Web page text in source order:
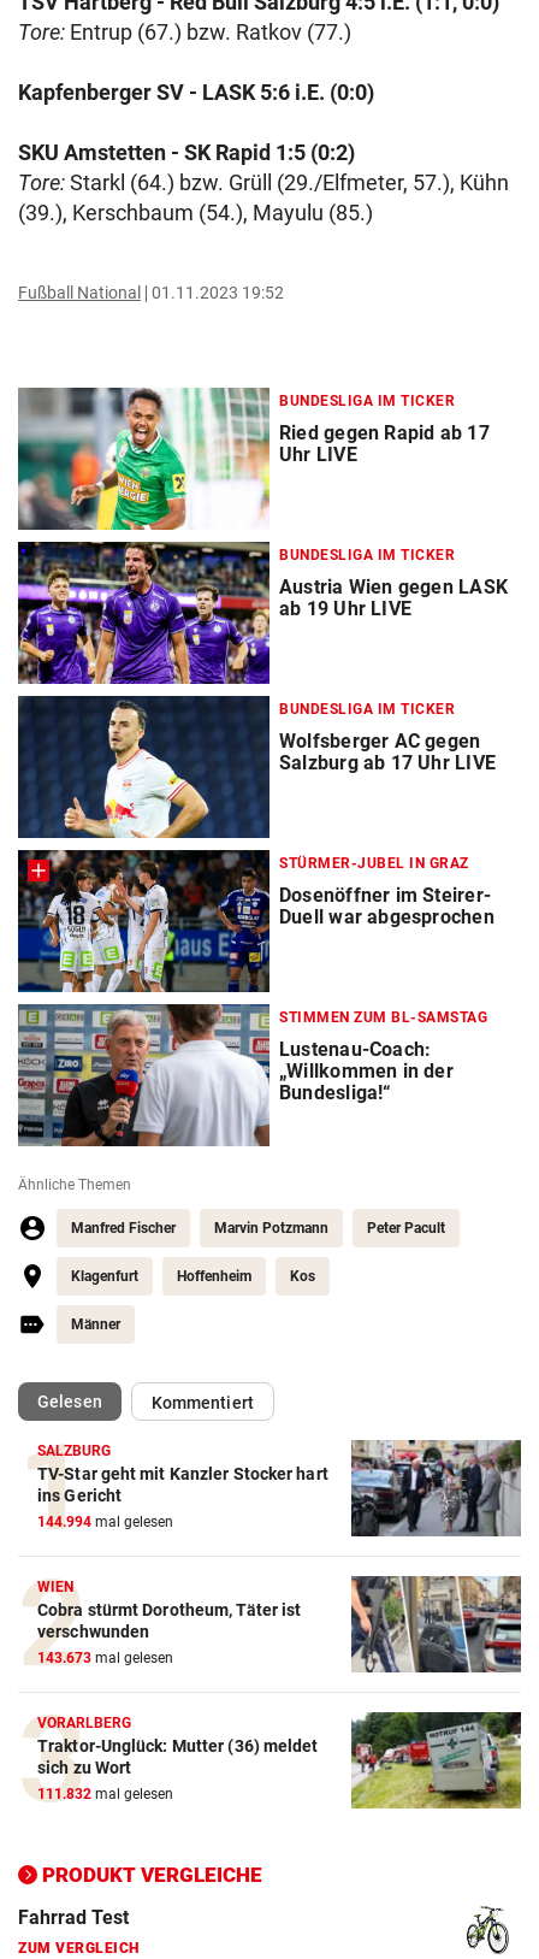
Tore: Entrup (67.) bzw. Ratkov (77.)
Kapfenberger SV - LASK 5:6 i.E. (0:0)
SKU Amstetten - SK Rapid 1:5 (0:2)
Tore:Starkl (64.) bzw. Grüll (29./Elfmeter, 57.), Kühn
(39.), Kerschbaum (54.), Mayulu (85.)
Fußball National 01.11.2023 19:52
BUNDESLIGA IM TICKER
Ried gegen Rapid ab 17
Uhr LIVE
BUNDESLIGA IM TICKER
Austria Wien gegen LASK
ab 19 Uhr LIVE
BUNDESLIGA IM TICKER
Wolfsberger AC gegen
Salzburg ab 17 Uhr LIVE
STÜRMER-JUBEL IN GRAZ
Dosenöffner im Steirer-
Duell war abgesprochen
STIMMEN ZUM BL-SAMSTAG
Lustenau-Coach:
„Willkommen in der
Bundesliga!“
Ähnliche Themen
Manfred Fischer Marvin Potzmann Peter Pacult
Klagenfurt Hoffenheim Kos
Männer
Gelesen(ausgewählt)Kommentiert
SALZBURG
TV-Star geht mit Kanzler Stocker hart
ins Gericht
144.994 mal gelesen
WIEN
Cobra stürmt Dorotheum, Täter ist
verschwunden
143.673 mal gelesen
VORARLBERG
Traktor-Unglück: Mutter (36) meldet
sich zu Wort
111.832 mal gelesen
PRODUKT VERGLEICHE
Action-Cam Vergleich
ZUM VERGLEICH
Crosstrainer Vergleich
ZUM VERGLEICH
E-Bike Vergleich
ZUM VERGLEICH
Elektro-Scooter Vergleich
ZUM VERGLEICH
ZUM VERGLEICH
Fahrrad Test
ZUM VERGLEICH